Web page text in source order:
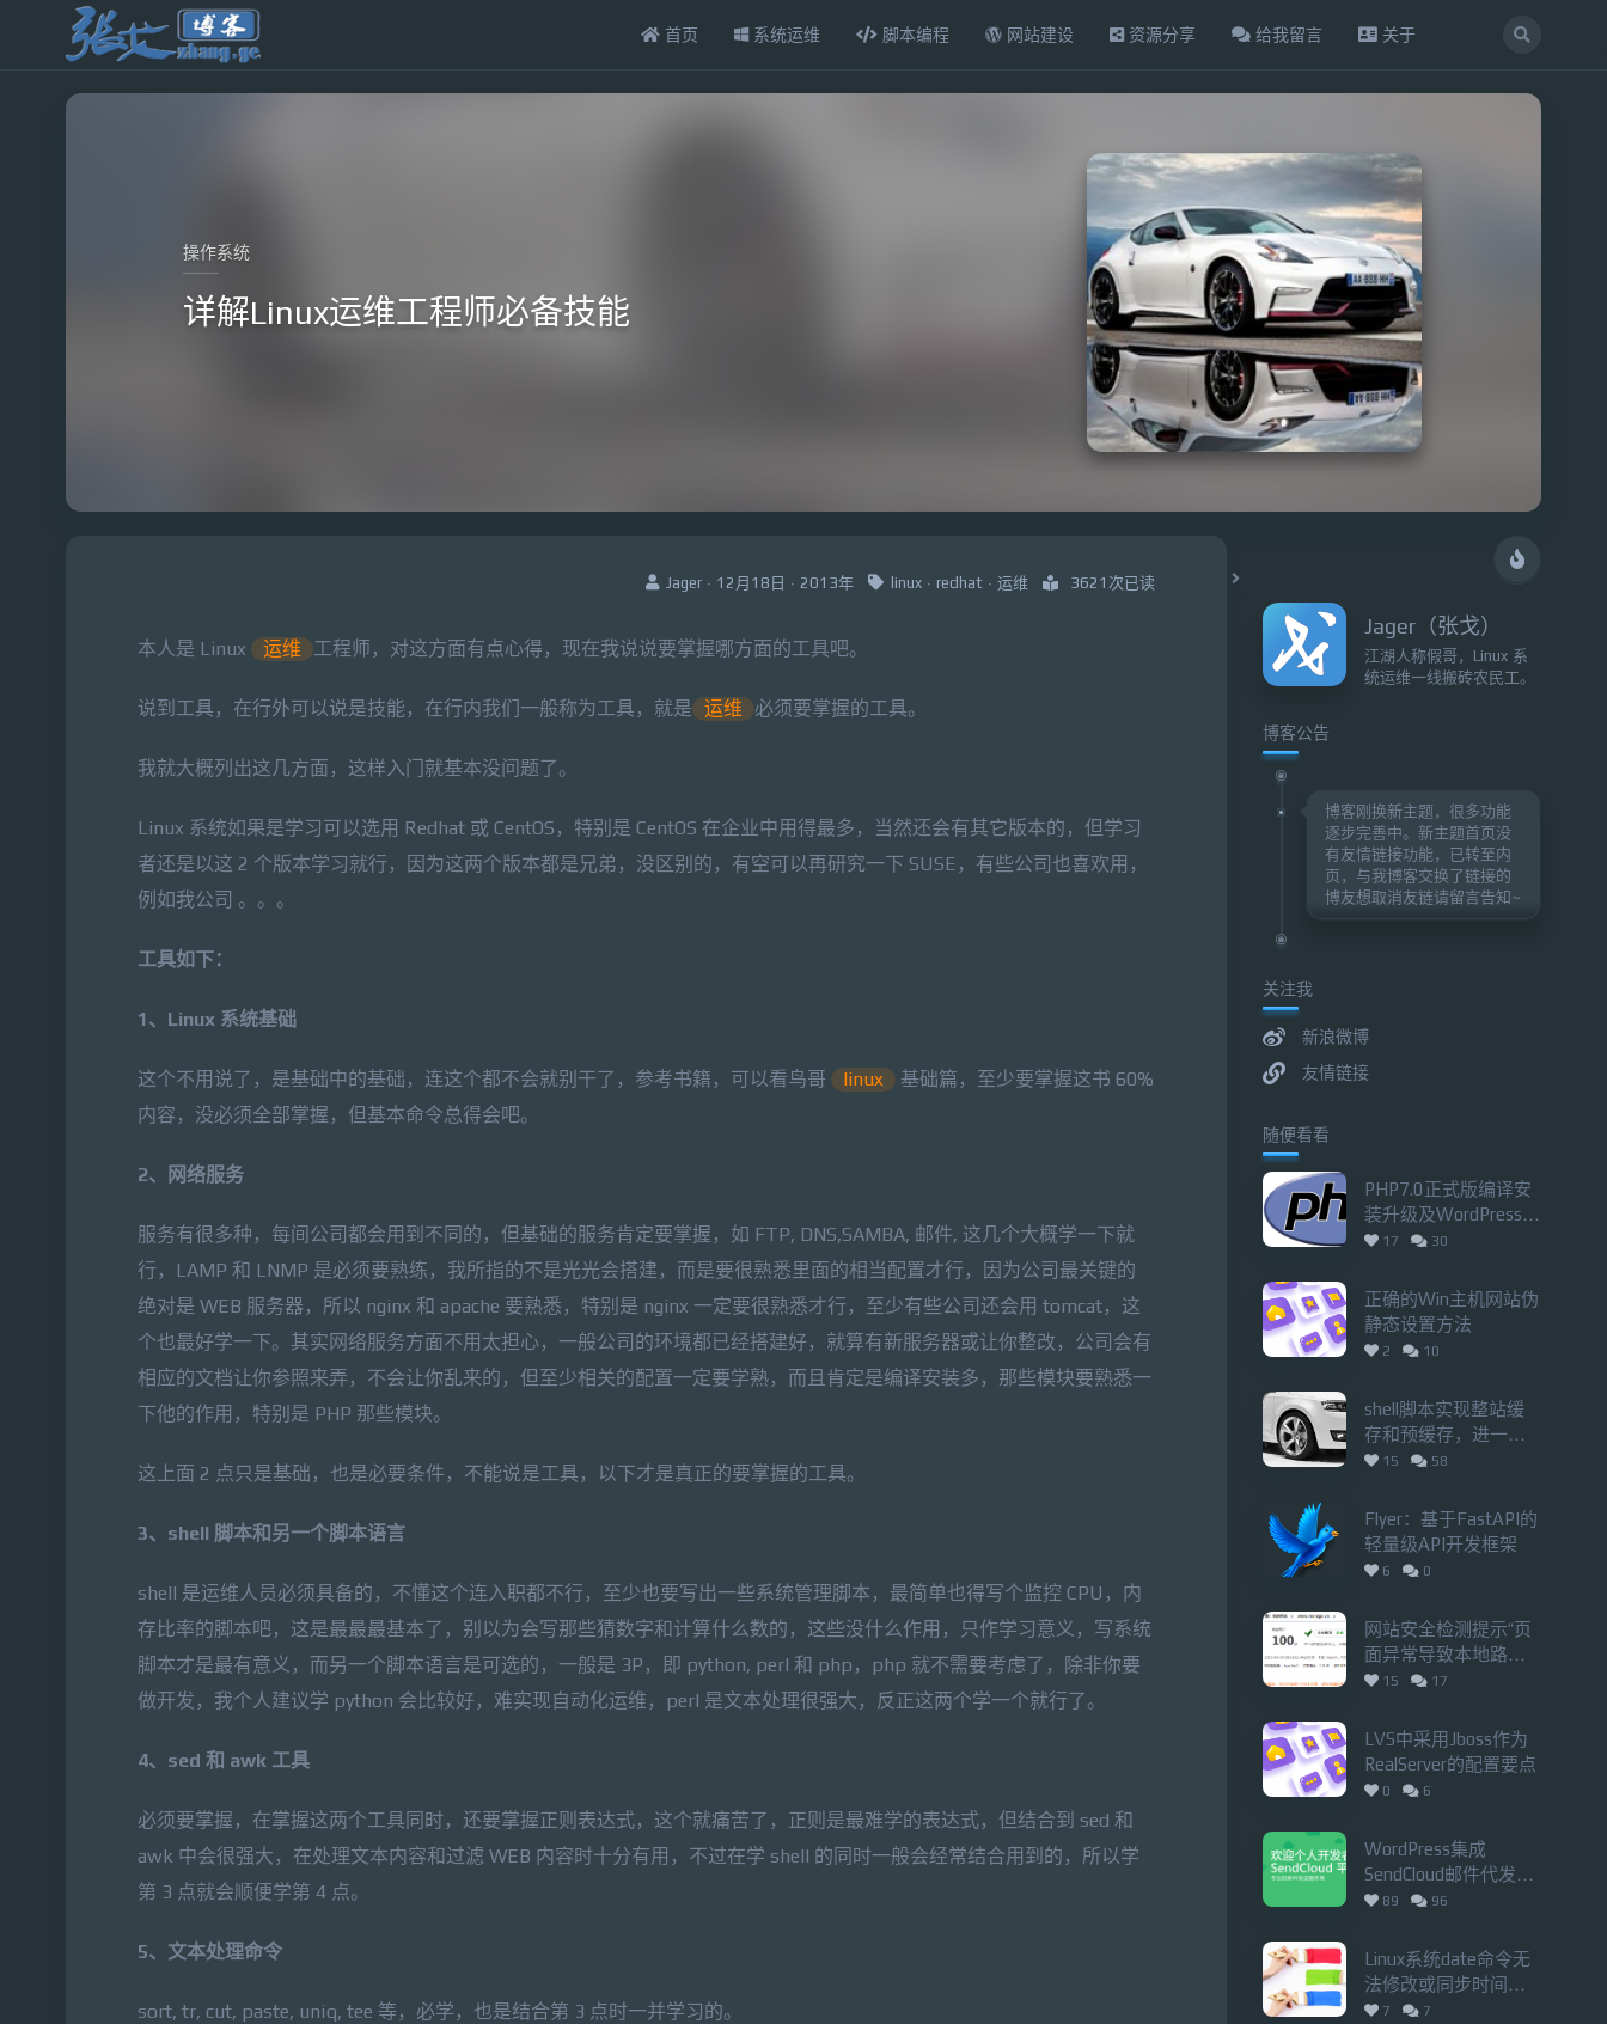
首页 系统运维 脚本编程 网站建设 资源分享 给我留言 关于
操作系统
详解Linux运维工程师必备技能
Jager · 12月18日 · 2013年 linux· redhat· 运维 3621次已读
本人是 Linux 运维 工程师，对这方面有点心得，现在我说说要掌握哪方面的工具吧。
说到工具，在行外可以说是技能，在行内我们一般称为工具，就是 运维 必须要掌握的工具。
我就大概列出这几方面，这样入门就基本没问题了。
Linux 系统如果是学习可以选用 Redhat 或 CentOS，特别是 CentOS 在企业中用得最多，当然还会有其它版本的，但学习
者还是以这 2 个版本学习就行，因为这两个版本都是兄弟，没区别的，有空可以再研究一下 SUSE，有些公司也喜欢用，
例如我公司 。。。
工具如下：
1、Linux 系统基础
这个不用说了，是基础中的基础，连这个都不会就别干了，参考书籍，可以看鸟哥 linux
基础篇，至少要掌握这书 60%
内容，没必须全部掌握，但基本命令总得会吧。
2、网络服务
服务有很多种，每间公司都会用到不同的，但基础的服务肯定要掌握，如 FTP, DNS,SAMBA, 邮件, 这几个大概学一下就
行，LAMP 和 LNMP 是必须要熟练，我所指的不是光光会搭建，而是要很熟悉里面的相当配置才行，因为公司最关键的
绝对是 WEB 服务器，所以 nginx 和 apache 要熟悉，特别是 nginx 一定要很熟悉才行，至少有些公司还会用 tomcat，这
个也最好学一下。其实网络服务方面不用太担心，一般公司的环境都已经搭建好，就算有新服务器或让你整改，公司会有
相应的文档让你参照来弄，不会让你乱来的，但至少相关的配置一定要学熟，而且肯定是编译安装多，那些模块要熟悉一
下他的作用，特别是 PHP 那些模块。
这上面 2 点只是基础，也是必要条件，不能说是工具，以下才是真正的要掌握的工具。
3、shell 脚本和另一个脚本语言
shell 是运维人员必须具备的，不懂这个连入职都不行，至少也要写出一些系统管理脚本，最简单也得写个监控 CPU，内
存比率的脚本吧，这是最最最基本了，别以为会写那些猜数字和计算什么数的，这些没什么作用，只作学习意义，写系统
脚本才是最有意义，而另一个脚本语言是可选的，一般是 3P，即 python, perl 和 php，php 就不需要考虑了，除非你要
做开发，我个人建议学 python 会比较好，难实现自动化运维，perl 是文本处理很强大，反正这两个学一个就行了。
4、sed 和 awk 工具
必须要掌握，在掌握这两个工具同时，还要掌握正则表达式，这个就痛苦了，正则是最难学的表达式，但结合到 sed 和
awk 中会很强大，在处理文本内容和过滤 WEB 内容时十分有用，不过在学 shell 的同时一般会经常结合用到的，所以学
第 3 点就会顺便学第 4 点。
5、文本处理命令
sort, tr, cut, paste, uniq, tee 等，必学，也是结合第 3 点时一并学习的。
Jager（张戈）
江湖人称假哥，Linux 系
统运维一线搬砖农民工。
博客公告
博客刚换新主题，很多功能
逐步完善中。新主题首页没
有友情链接功能，已转至内
页，与我博客交换了链接的
博友想取消友链请留言告知~
关注我
新浪微博
友情链接
随便看看
PHP7.0正式版编译安
装升级及WordPress问
题解决分享
17 30
正确的Win主机网站伪
静态设置方法
2 10
shell脚本实现整站缓
存和预缓存，进一步
提升网站整体加载速
15 58
Flyer：基于FastAPI的
轻量级API开发框架
6 0
网站安全检测提示“页
面异常导致本地路径
泄漏”的解决办法
15 17
LVS中采用Jboss作为
RealServer的配置要点
0 6
WordPress集成
SendCloud邮件代发，
规避SMTP泄漏网站主
89 96
Linux系统date命令无
法修改或同步时间的
解决办法
7 7